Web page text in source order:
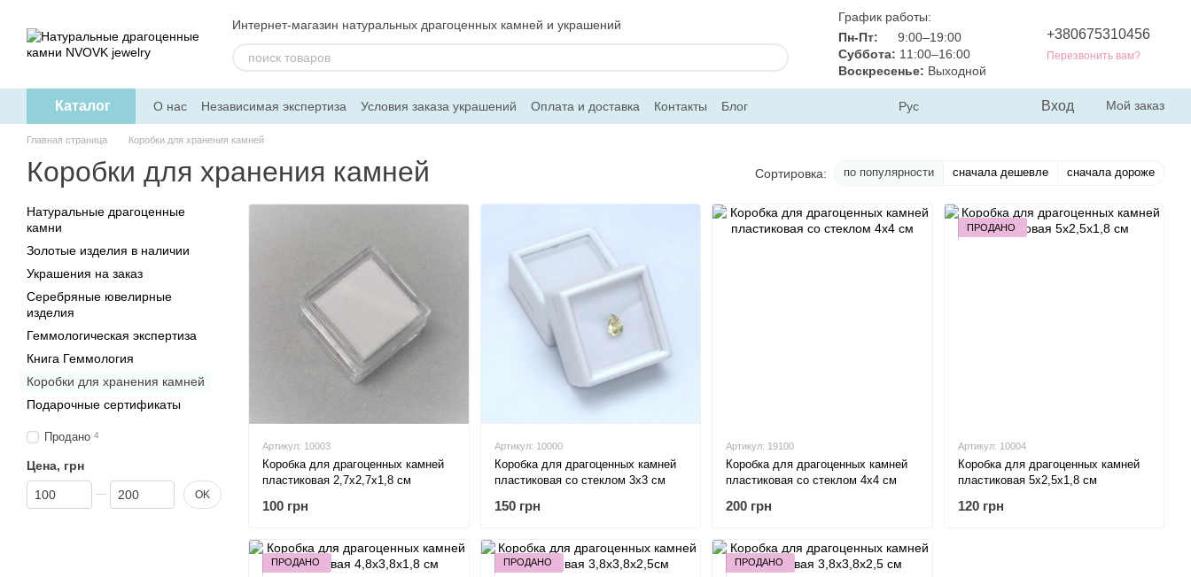
Интернет-магазин натуральных драгоценных камней и украшений
График работы:
Пн-Пт:
9:00–19:00
Суббота: 11:00–16:00
Воскресенье: Выходной
+380675310456
Перезвонить вам?
Каталог О нас Независимая экспертиза Условия заказа украшений Оплата и доставка Контакты
Блог
Дисконтная программа
Рус Вход Мой заказ
Главная страница Коробки для хранения камней
Коробки для хранения камней Сортировка: по популярности сначала дешевле сначала дороже
Артикул: 10003
Коробка для драгоценных камней
пластиковая 2,7х2,7х1,8 см
100 грн
Артикул: 10000
Коробка для драгоценных камней
пластиковая со стеклом 3х3 см
150 грн
Артикул: 19100
Коробка для драгоценных камней
пластиковая со стеклом 4х4 см
200 грн
ПРОДАНО
Артикул: 10004
Коробка для драгоценных камней
пластиковая 5х2,5х1,8 см
120 грн
ПРОДАНО ПРОДАНО ПРОДАНО
Натуральные драгоценные
камни
Золотые изделия в наличии
Украшения на заказ
Серебряные ювелирные
изделия
Геммологическая экспертиза
Книга Геммология
Коробки для хранения камней
Подарочные сертификаты
Продано 4
Цена, грн
От Цена, грн
До Цена, грн OK